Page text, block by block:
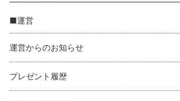
■運営
運営からのお知らせ
プレゼント履歴